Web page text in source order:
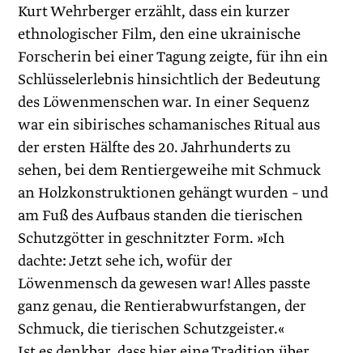
Kurt Wehrberger erzählt, dass ein kurzer
ethnologischer Film, den eine ukrainische
Forscherin bei einer Tagung zeigte, für ihn ein
Schlüsselerlebnis hinsichtlich der Bedeutung
des Löwenmenschen war. In einer Sequenz
war ein sibirisches schamanisches Ritual aus
der ersten Hälfte des 20. Jahrhunderts zu
sehen, bei dem Rentiergeweihe mit Schmuck
an Holzkonstruktionen gehängt wurden – und
am Fuß des Aufbaus standen die tierischen
Schutzgötter in geschnitzter Form. »Ich
dachte: Jetzt sehe ich, wofür der
Löwenmensch da gewesen war! Alles passte
ganz genau, die Rentierabwurfstangen, der
Schmuck, die tierischen Schutzgeister.«